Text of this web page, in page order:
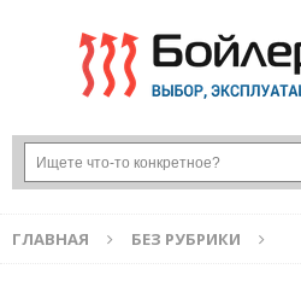
ГЛАВНАЯ БЕЗ РУБРИКИ